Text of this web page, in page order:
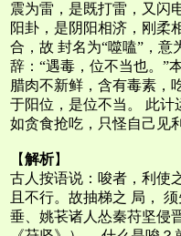
震为雷，是既打雷，又闪
阳卦，是阴阳相济，刚柔
合，故 封名为“噬嗑”，意
辞：“遇毒，位不当也。”
腊肉不新鲜，含有毒素，
于阳位，是位不当。 此
如贪食抢吃，只怪自己见
【解析】
古人按语说：唆者，利使
且不行。故抽梯之 局，
垂、姚苌诸人怂秦苻坚